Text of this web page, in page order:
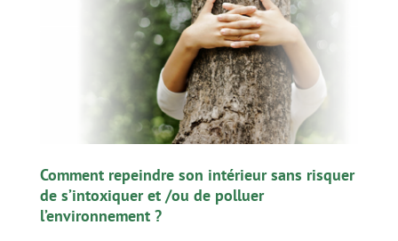
Comment repeindre son intérieur sans risquer
de s’intoxiquer et /ou de polluer
l’environnement ?